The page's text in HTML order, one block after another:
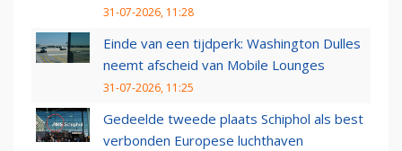
31-07-2026, 11:28
Einde van een tijdperk: Washington Dulles
neemt afscheid van Mobile Lounges
31-07-2026, 11:25
Gedeelde tweede plaats Schiphol als best
verbonden Europese luchthaven